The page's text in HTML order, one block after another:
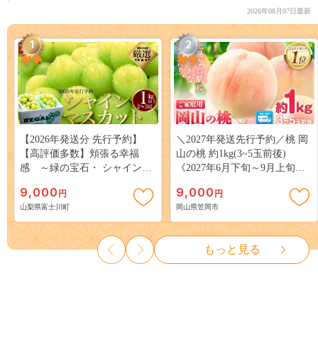
2026年08月07日最新
1
【2026年発送分 先行予約】
【高評価多数】頬張る幸福
感 ～緑の宝石・ シャインマ
３房） フルーツ 山梨県産 果
物 くだもの シャイン マスカ
ット ぶどう ブドウ 葡萄 大粒
種なし 先行予約 富士川町
10000円 一万円 9000円 九千円
9,000 円
山梨県富士川町
2
＼2027年発送先行予約／桃 岡
山の桃 約1kg(3~5玉前後)
《2027年6月下旬～9月上旬頃
岡山 はくとう スイーツ フル
ーツ 果物 デザート 旬 モモ も
も 先行予約 送料無料 果物 岡
山県 笠岡市 清水白桃 白鳳 白
麗 クール便---
kasaoka_zsy_419_100---
9,000 円
岡山県笠岡市
もっと見る